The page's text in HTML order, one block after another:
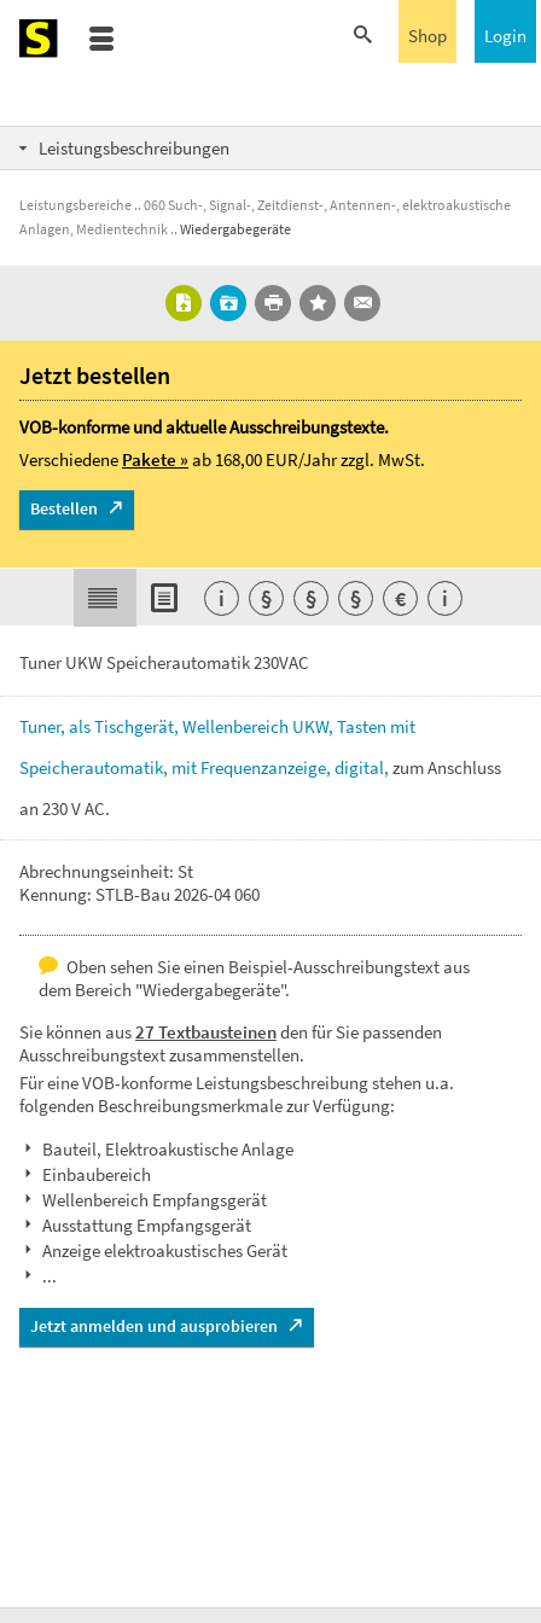
Login
Shop
Leistungsbeschreibungen
Leistungsbereiche
060 Such-, Signal-, Zeitdienst-, Antennen-, elektroakustische
Anlagen, Medientechnik
Wiedergabegeräte
Tuner UKW Speicherautomatik 230VAC
Tuner, alsTischgerät, Wellenbereich UKW, Tasten mit
Speicherautomatik, mit Frequenzanzeige, digital, zumAnschluss
an 230VAC.
Abrechnungseinheit: St
Kennung: STLB-Bau 2026-04 060
Oben sehen Sie einen Beispiel-Ausschreibungstext aus
dem Bereich "Wiedergabegeräte".
Sie können aus27 Textbausteinenden für Sie passenden
Ausschreibungstext zusammenstellen.
Für eine VOB-konforme Leistungsbeschreibung stehen u.a.
folgenden Beschreibungsmerkmale zur Verfügung:
Bauteil, Elektroakustische Anlage
Einbaubereich
Wellenbereich Empfangsgerät
Ausstattung Empfangsgerät
Anzeige elektroakustisches Gerät
...
Jetzt anmelden und ausprobieren
Jetzt bestellen
VOB-konforme und aktuelle Ausschreibungstexte.
Verschiedene Pakete »ab 168,00 EUR/Jahrzzgl. MwSt.
Bestellen
i § § § € i